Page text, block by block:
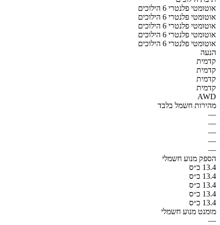
אוטומטי פלנטרי 6 הילוכים
אוטומטי פלנטרי 6 הילוכים
אוטומטי פלנטרי 6 הילוכים
אוטומטי פלנטרי 6 הילוכים
אוטומטי פלנטרי 6 הילוכים
הנעה
קדמית
קדמית
קדמית
קדמית
AWD
מהירות חשמל בלבד
—
—
—
—
—
הספק מנוע חשמלי
13.4 כ״ס
13.4 כ״ס
13.4 כ״ס
13.4 כ״ס
13.4 כ״ס
מומנט מנוע חשמלי
—